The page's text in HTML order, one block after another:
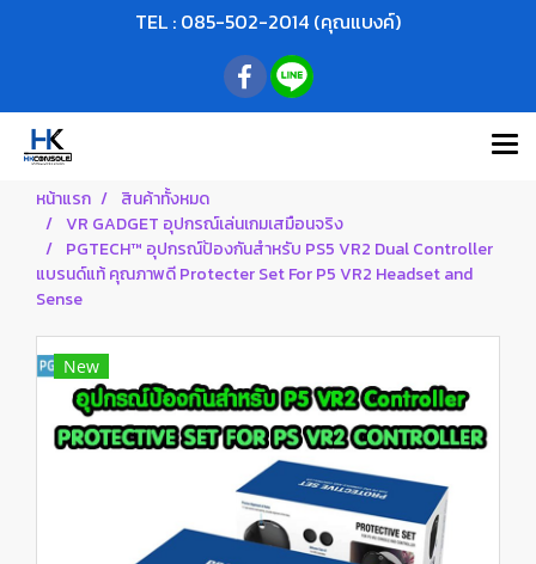
TEL : 085-502-2014 (คุณแบงค์)
หน้าแรก
สินค้าทั้งหมด
VR GADGET อุปกรณ์เล่นเกมเสมือนจริง
PGTECH™ อุปกรณ์ป้องกันสำหรับ PS5 VR2 Dual Controller
แบรนด์แท้ คุณภาพดี Protecter Set For P5 VR2 Headset and
Sense
New